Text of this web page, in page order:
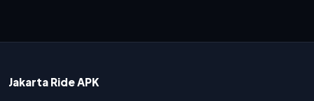
Jakarta Ride APK